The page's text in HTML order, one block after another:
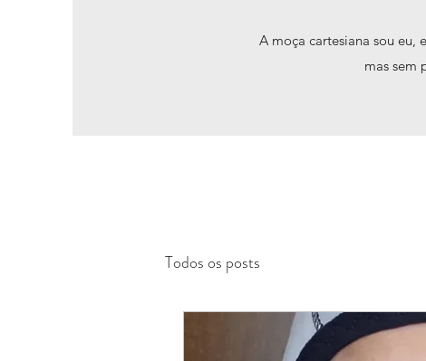
A moça cartesiana sou eu,
mas sem
Todos os posts